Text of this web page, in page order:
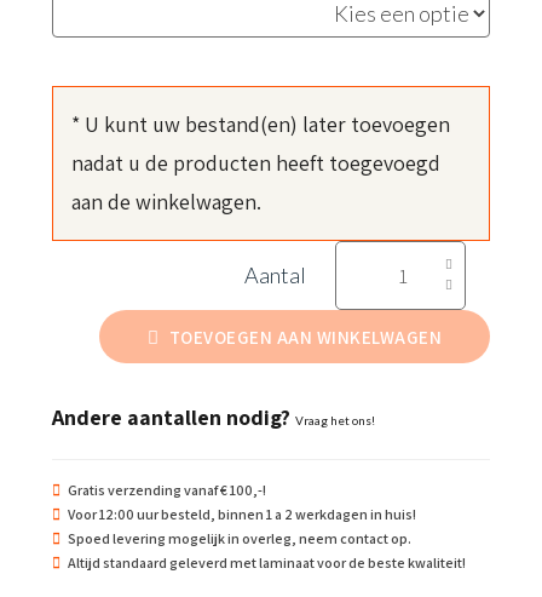
* U kunt uw bestand(en) later toevoegen
nadat u de producten heeft toegevoegd
aan de winkelwagen.
Longlife
XS
40x235
aantal
TOEVOEGEN AAN WINKELWAGEN
Andere aantallen nodig? Vraag het ons!
Gratis verzending vanaf € 100,-!
Voor 12:00 uur besteld, binnen 1 a 2 werkdagen in huis!
Spoed levering mogelijk in overleg, neem contact op.
Altijd standaard geleverd met laminaat voor de beste kwaliteit!